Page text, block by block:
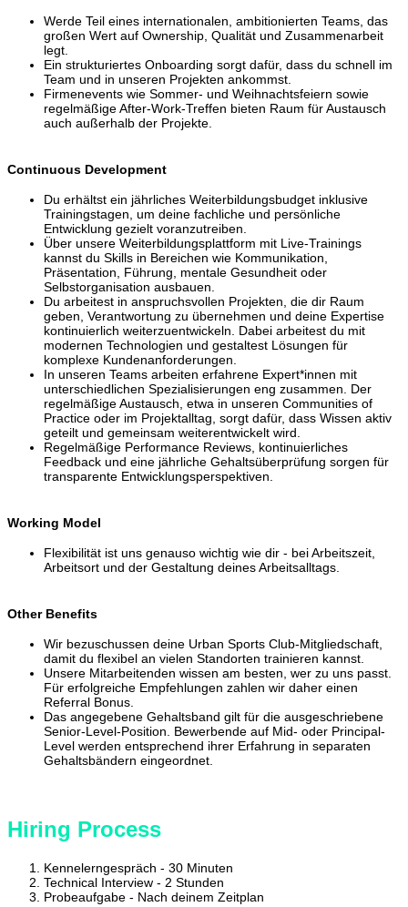
Werde Teil eines internationalen, ambitionierten Teams, das
großen Wert auf Ownership, Qualität und Zusammenarbeit
legt.
Ein strukturiertes Onboarding sorgt dafür, dass du schnell im
Team und in unseren Projekten ankommst.
Firmenevents wie Sommer- und Weihnachtsfeiern sowie
regelmäßige After-Work-Treffen bieten Raum für Austausch
auch außerhalb der Projekte.
Continuous Development
Du erhältst ein jährliches Weiterbildungsbudget inklusive
Trainingstagen, um deine fachliche und persönliche
Entwicklung gezielt voranzutreiben.
Über unsere Weiterbildungsplattform mit Live-Trainings
kannst du Skills in Bereichen wie Kommunikation,
Präsentation, Führung, mentale Gesundheit oder
Selbstorganisation ausbauen.
Du arbeitest in anspruchsvollen Projekten, die dir Raum
geben, Verantwortung zu übernehmen und deine Expertise
kontinuierlich weiterzuentwickeln. Dabei arbeitest du mit
modernen Technologien und gestaltest Lösungen für
komplexe Kundenanforderungen.
In unseren Teams arbeiten erfahrene Expert*innen mit
unterschiedlichen Spezialisierungen eng zusammen. Der
regelmäßige Austausch, etwa in unseren Communities of
Practice oder im Projektalltag, sorgt dafür, dass Wissen aktiv
geteilt und gemeinsam weiterentwickelt wird.
Regelmäßige Performance Reviews, kontinuierliches
Feedback und eine jährliche Gehaltsüberprüfung sorgen für
transparente Entwicklungsperspektiven.
Working Model
Flexibilität ist uns genauso wichtig wie dir - bei Arbeitszeit,
Arbeitsort und der Gestaltung deines Arbeitsalltags.
Other Benefits
Wir bezuschussen deine Urban Sports Club-Mitgliedschaft,
damit du flexibel an vielen Standorten trainieren kannst.
Unsere Mitarbeitenden wissen am besten, wer zu uns passt.
Für erfolgreiche Empfehlungen zahlen wir daher einen
Referral Bonus.
Das angegebene Gehaltsband gilt für die ausgeschriebene
Senior-Level-Position. Bewerbende auf Mid- oder Principal-
Level werden entsprechend ihrer Erfahrung in separaten
Gehaltsbändern eingeordnet.
Hiring Process
Kennelerngespräch - 30 Minuten
Technical Interview - 2 Stunden
Probeaufgabe - Nach deinem Zeitplan